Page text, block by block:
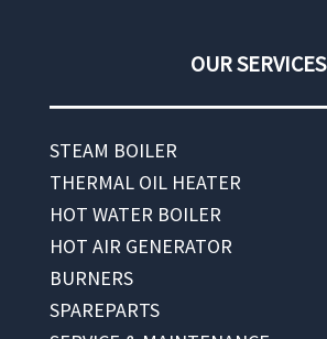
OUR SERVICES
STEAM BOILER
THERMAL OIL HEATER
HOT WATER BOILER
HOT AIR GENERATOR
BURNERS
SPAREPARTS